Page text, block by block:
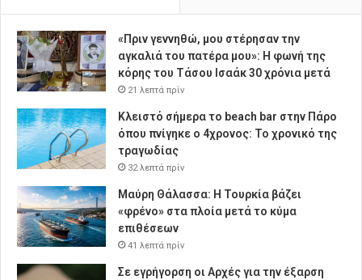
«Πριν γεννηθώ, μου στέρησαν την
αγκαλιά του πατέρα μου»: Η φωνή της
κόρης του Τάσου Ισαάκ 30 χρόνια μετά
21 λεπτά πρίν
Κλειστό σήμερα το beach bar στην Πάρο
όπου πνίγηκε ο 4χρονος: Το χρονικό της
τραγωδίας
32 λεπτά πρίν
Μαύρη Θάλασσα: Η Τουρκία βάζει
«φρένο» στα πλοία μετά το κύμα
επιθέσεων
41 λεπτά πρίν
Σε εγρήγορση οι Αρχές για την έξαρση